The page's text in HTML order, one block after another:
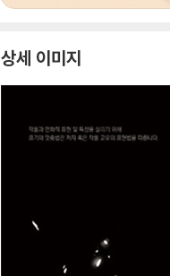
상세 이미지